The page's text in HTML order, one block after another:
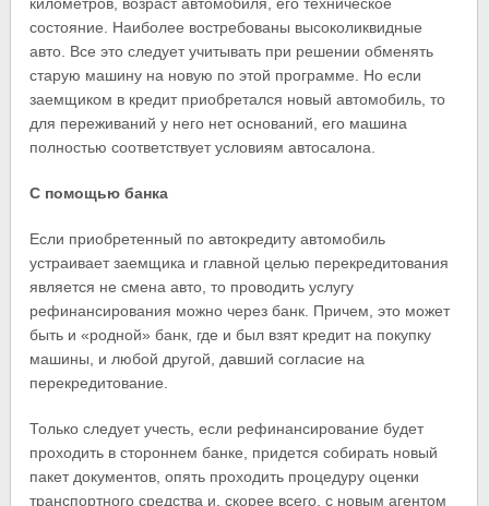
состояние. Наиболее востребованы высоколиквидные
авто. Все это следует учитывать при решении обменять
старую машину на новую по этой программе. Но если
заемщиком в кредит приобретался новый автомобиль, то
для переживаний у него нет оснований, его машина
полностью соответствует условиям автосалона.
С помощью банка
Если приобретенный по автокредиту автомобиль
устраивает заемщика и главной целью перекредитования
является не смена авто, то проводить услугу
рефинансирования можно через банк. Причем, это может
быть и «родной» банк, где и был взят кредит на покупку
машины, и любой другой, давший согласие на
перекредитование.
Только следует учесть, если рефинансирование будет
проходить в стороннем банке, придется собирать новый
пакет документов, опять проходить процедуру оценки
транспортного средства и, скорее всего, с новым агентом